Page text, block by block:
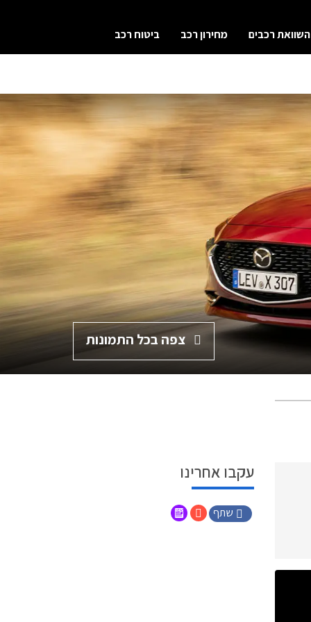
השוואת רכבים מחירון רכב ביטוח רכב
צפה בכל התמונות
עקבו אחרינו
שתף